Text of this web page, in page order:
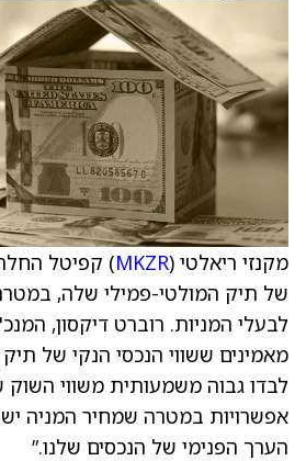
מקנזי ריאלטי (MKZR) קפיטל
של תיק המולטי-פמילי שלה,
לבעלי המניות. רוברט דיקסון,
מאמינים ששווי הנכסי הנקי של
לבדו גבוה משמעותית משווי השוק
אפשרויות במטרה שמחיר המניה
הערך הפנימי של הנכסים שלנו.”